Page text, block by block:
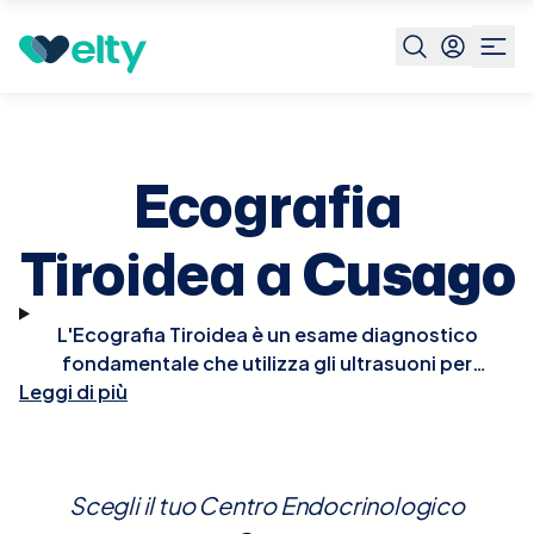
Prenota visita Cusago
Ecografia
Tiroidea aCusago
L'Ecografia Tiroidea è un esame diagnostico
fondamentale che utilizza gli ultrasuoni per
esaminare la ghiandola tiroidea e identificare
come il gozzo, le tiroiditi o il cancro alla tiroide. È un
Leggi di più
Scegli il tuo Centro Endocrinologico